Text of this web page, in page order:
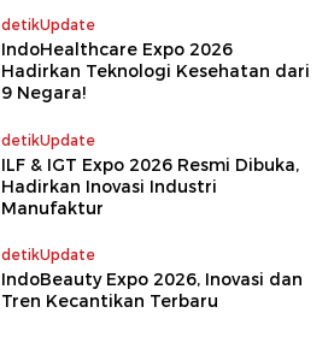
detikUpdate
IndoHealthcare Expo 2026
Hadirkan Teknologi Kesehatan dari
9 Negara!
detikUpdate
ILF & IGT Expo 2026 Resmi Dibuka,
Hadirkan Inovasi Industri
Manufaktur
detikUpdate
IndoBeauty Expo 2026, Inovasi dan
Tren Kecantikan Terbaru